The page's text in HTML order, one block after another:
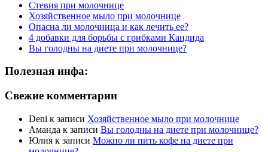
Стевия при молочнице
Хозяйственное мыло при молочнице
Опасна ли молочница и как лечить ее?
4 добавки для борьбы с грибками Кандида
Вы голодны на диете при молочнице?
Полезная инфа:
Свежие комментарии
Deni к записи Хозяйственное мыло при молочнице
Аманда к записи Вы голодны на диете при молочнице?
Юлия к записи Можно ли пить кофе на диете при